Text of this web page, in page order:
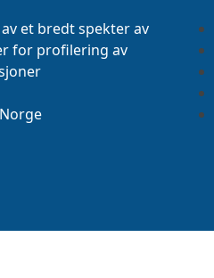
et bredt spekter av
for profilering av